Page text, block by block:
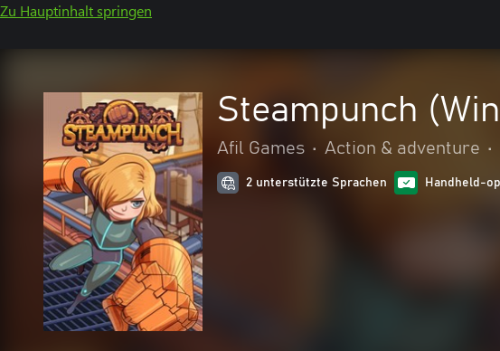
Zu Hauptinhalt springen
Steampunch
Afil Games • Action & adventure •
2 unterstützte Sprachen Handheld-